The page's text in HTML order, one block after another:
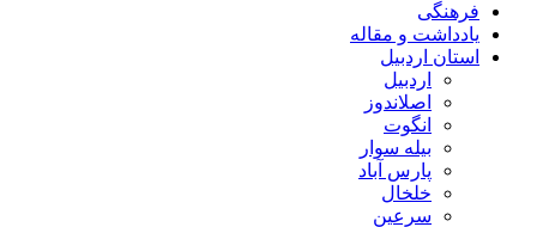
فرهنگی
یادداشت و مقاله
استان اردبیل
اردبیل
اصلاندوز
انگوت
بیله سوار
پارس آباد
خلخال
سرعین